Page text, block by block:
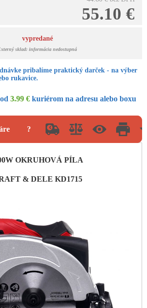
55.10 €
vypredané
sklad: informácia nedostupná
pribalíme praktický darček - na výber
rukavice.
3.99 € kuriérom na adresu alebo boxu
?
OKRUHOVÁ PÍLA
& DELE KD1715